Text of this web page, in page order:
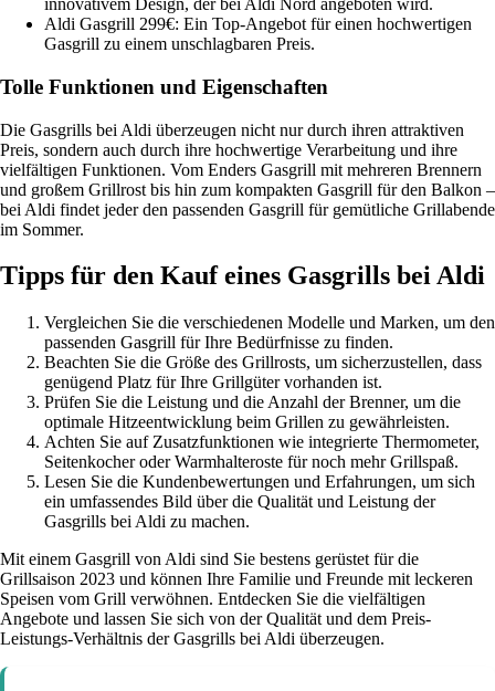
innovativem Design, der bei Aldi Nord angeboten wird.
Aldi Gasgrill 299€: Ein Top-Angebot für einen hochwertigen
Gasgrill zu einem unschlagbaren Preis.
Tolle Funktionen und Eigenschaften
Die Gasgrills bei Aldi überzeugen nicht nur durch ihren attraktiven
Preis, sondern auch durch ihre hochwertige Verarbeitung und ihre
vielfältigen Funktionen. Vom Enders Gasgrill mit mehreren Brennern
und großem Grillrost bis hin zum kompakten Gasgrill für den Balkon –
bei Aldi findet jeder den passenden Gasgrill für gemütliche Grillabende
im Sommer.
Tipps für den Kauf eines Gasgrills bei Aldi
Vergleichen Sie die verschiedenen Modelle und Marken, um den
passenden Gasgrill für Ihre Bedürfnisse zu finden.
Beachten Sie die Größe des Grillrosts, um sicherzustellen, dass
genügend Platz für Ihre Grillgüter vorhanden ist.
Prüfen Sie die Leistung und die Anzahl der Brenner, um die
optimale Hitzeentwicklung beim Grillen zu gewährleisten.
Achten Sie auf Zusatzfunktionen wie integrierte Thermometer,
Seitenkocher oder Warmhalteroste für noch mehr Grillspaß.
Lesen Sie die Kundenbewertungen und Erfahrungen, um sich
ein umfassendes Bild über die Qualität und Leistung der
Gasgrills bei Aldi zu machen.
Mit einem Gasgrill von Aldi sind Sie bestens gerüstet für die
Grillsaison 2023 und können Ihre Familie und Freunde mit leckeren
Speisen vom Grill verwöhnen. Entdecken Sie die vielfältigen
Angebote und lassen Sie sich von der Qualität und dem Preis-
Leistungs-Verhältnis der Gasgrills bei Aldi überzeugen.